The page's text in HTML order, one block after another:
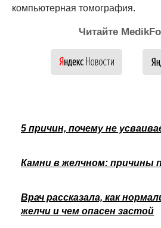
компьютерная томография.
Читайте
5 причин, почему не
Камни в желчном: причины
Врач рассказала, как
желчи и чем опасен застой